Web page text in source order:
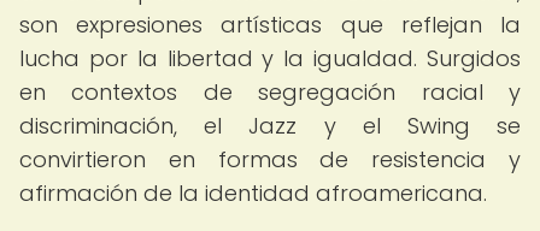
son expresiones artísticas que reflejan la
lucha por la libertad y la igualdad. Surgidos
en contextos de segregación racial y
discriminación, el Jazz y el Swing se
convirtieron en formas de resistencia y
afirmación de la identidad afroamericana.